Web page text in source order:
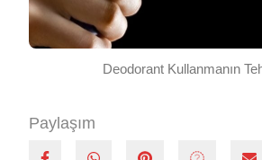
Deodorant Kullanmanın
Paylaşım